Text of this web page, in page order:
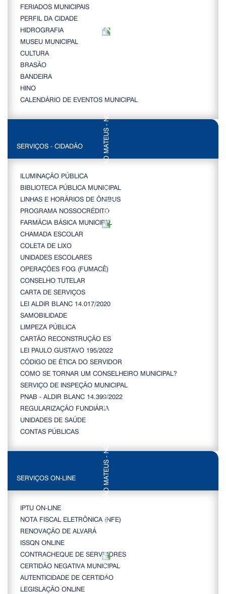
FERIADOS MUNICIPAIS
PERFIL DA CIDADE
HIDROGRAFIA
MUSEU MUNICIPAL
CULTURA
BRASÃO
BANDEIRA
HINO
CALENDÁRIO DE EVENTOS MUNICIPAL
SERVIÇOS - CIDADÃO
ILUMINAÇÃO PÚBLICA
BIBLIOTECA PÚBLICA MUNICIPAL
LINHAS E HORÁRIOS DE ÔNIBUS
PROGRAMA NOSSOCRÉDITO
FARMÁCIA BÁSICA MUNICIPAL
CHAMADA ESCOLAR
COLETA DE LIXO
UNIDADES ESCOLARES
OPERAÇÕES FOG (FUMACÊ)
CONSELHO TUTELAR
CARTA DE SERVIÇOS
LEI ALDIR BLANC 14.017/2020
SAMOBILIDADE
LIMPEZA PÚBLICA
CARTÃO RECONSTRUÇÃO ES
LEI PAULO GUSTAVO 195/2022
CÓDIGO DE ÉTICA DO SERVIDOR
COMO SE TORNAR UM CONSELHEIRO MUNICIPAL?
SERVIÇO DE INSPEÇÃO MUNICIPAL
PNAB - ALDIR BLANC 14.399/2022
REGULARIZAÇÃO FUNDIÁRIA
UNIDADES DE SAÚDE
CONTAS PÚBLICAS
SERVIÇOS ON-LINE
IPTU ON-LINE
NOTA FISCAL ELETRÔNICA (NFE)
RENOVAÇÃO DE ALVARÁ
ISSQN ONLINE
CONTRACHEQUE DE SERVIDORES
CERTIDÃO NEGATIVA MUNICIPAL
AUTENTICIDADE DE CERTIDÃO
LEGISLAÇÃO ONLINE